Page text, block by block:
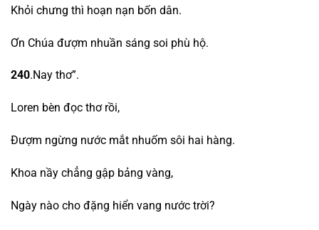
Khỏi chưng thì hoạn nạn bốn dân.
Ơn Chúa đượm nhuần sáng soi phù hộ.
240.Nay thơ”.
Loren bèn đọc thơ rồi,
Đượm ngừng nước mắt nhuốm sôi hai hàng.
Khoa nầy chẳng gập bảng vàng,
Ngày nào cho đặng hiển vang nước trời?